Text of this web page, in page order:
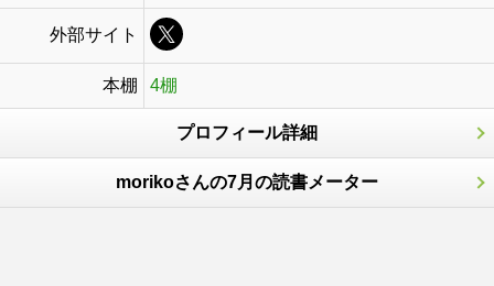
外部サイト
本棚 4棚
プロフィール詳細
morikoさんの7月の読書メーター